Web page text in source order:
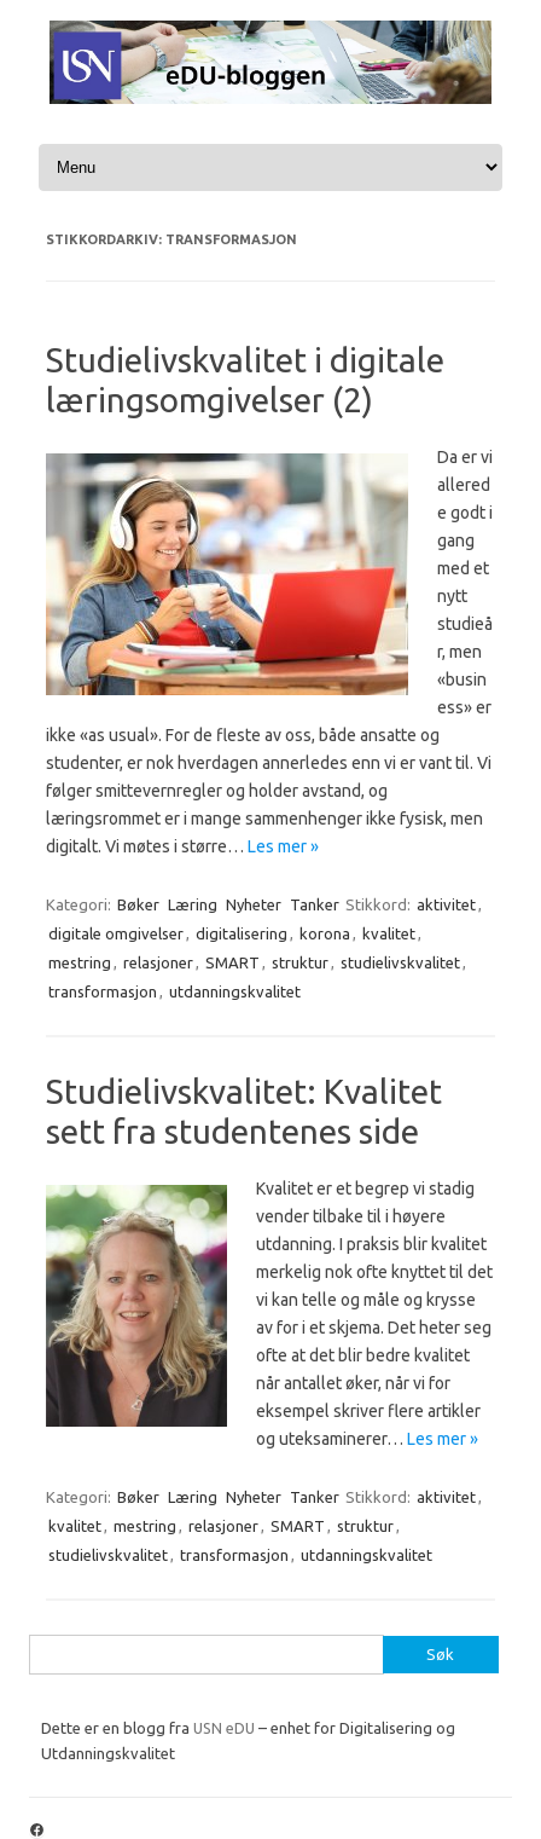
Hopp til innhold
STIKKORDARKIV: TRANSFORMASJON
Studielivskvalitet i digitale
læringsomgivelser (2)
Da er vi
allered
e godt i
gang
med et
nytt
studieå
r, men
«busin
ess» er
ikke «as usual». For de fleste av oss, både ansatte og
studenter, er nok hverdagen annerledes enn vi er vant til. Vi
følger smittevernregler og holder avstand, og
læringsrommet er i mange sammenhenger ikke fysisk, men
digitalt. Vi møtes i større… Les mer »
Kategori: Bøker Læring Nyheter Tanker Stikkord: aktivitet,
digitale omgivelser, digitalisering , korona , kvalitet,
mestring , relasjoner, SMART , struktur, studielivskvalitet,
transformasjon , utdanningskvalitet
Studielivskvalitet: Kvalitet
sett fra studentenes side
Kvalitet er et begrep vi stadig
vender tilbake til i høyere
utdanning. I praksis blir kvalitet
merkelig nok ofte knyttet til det
vi kan telle og måle og krysse
av for i et skjema. Det heter seg
ofte at det blir bedre kvalitet
når antallet øker, når vi for
eksempel skriver flere artikler
og uteksaminerer… Les mer »
Kategori: Bøker Læring Nyheter Tanker Stikkord: aktivitet,
kvalitet, mestring , relasjoner, SMART , struktur,
studielivskvalitet, transformasjon , utdanningskvalitet
etter:
Dette er en blogg fra USN eDU – enhet for Digitalisering og
Utdanningskvalitet
Facebook